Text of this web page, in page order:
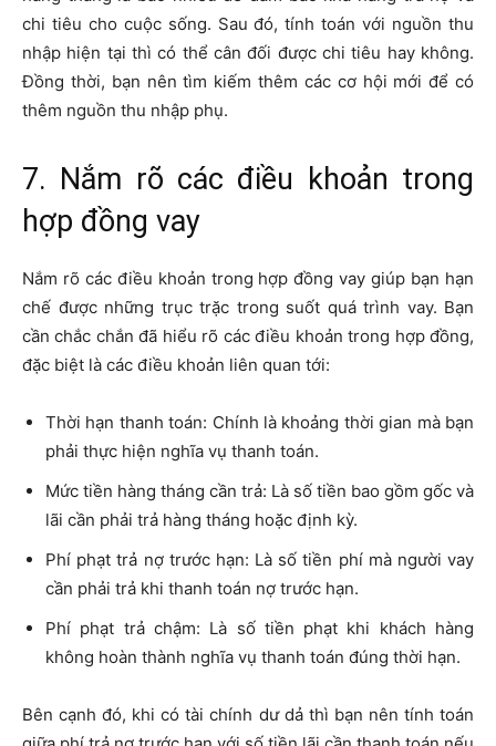
phải đảm bảo khả năng thanh toán. Để thực hiện tốt nghĩa
vụ này thì bạn cần phải duy trì mức thu nhập ổn định hàng
tháng, từ đó hoàn thành nghĩa vụ thanh toán nợ vay mà
không ảnh hưởng tới chi tiêu chung.
hàng tháng là bao nhiêu để đảm bảo khả năng trả nợ và
chi tiêu cho cuộc sống. Sau đó, tính toán với nguồn thu
nhập hiện tại thì có thể cân đối được chi tiêu hay không.
Đồng thời, bạn nên tìm kiếm thêm các cơ hội mới để có
thêm nguồn thu nhập phụ.
7. Nắm rõ các điều khoản trong
hợp đồng vay
Nắm rõ các điều khoản trong hợp đồng vay giúp bạn hạn
chế được những trục trặc trong suốt quá trình vay. Bạn
cần chắc chắn đã hiểu rõ các điều khoản trong hợp đồng,
đặc biệt là các điều khoản liên quan tới:
phải thực hiện nghĩa vụ thanh toán.
lãi cần phải trả hàng tháng hoặc định kỳ.